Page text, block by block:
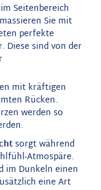
Seitenbereich
Sie mit
perfekte
Diese sind von der
mit kräftigen
Rücken.
werden so
sorgt während
Atmospäre.
im Dunkeln einen
eine Art